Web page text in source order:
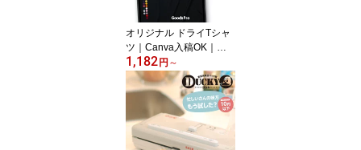
オリジナル ドライTシャ
ツ｜Canva入稿OK｜速
乾・丈夫／DTF高発色／
写真プリント可／メンズ
レディース キッズ／ジ
ム・ヨガ・ランニング
【グッズプロ】
1,182円 ～